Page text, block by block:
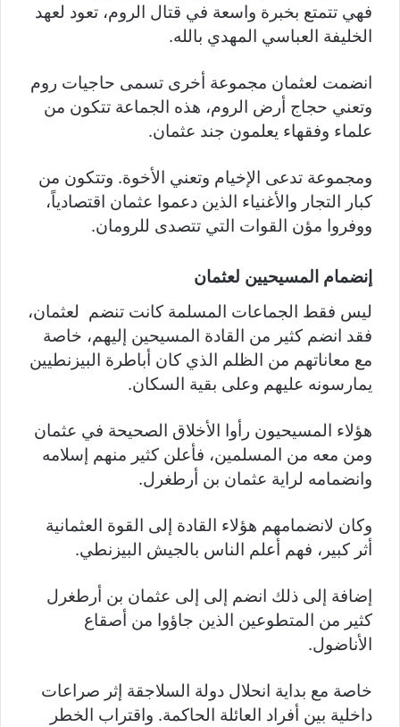
فهي تتمتع بخبرة واسعة في قتال الروم، تعود لعهد
الخليفة العباسي المهدي بالله.
انضمت لعثمان مجموعة أخرى تسمى حاجيات روم
وتعني حجاج أرض الروم، هذه الجماعة تتكون من
علماء وفقهاء يعلمون جند عثمان.
ومجموعة تدعى الإخيام وتعني الأخوة. وتتكون من
كبار التجار والأغنياء الذين دعموا عثمان اقتصادياً،
ووفروا مؤن القوات التي تتصدى للرومان.
إنضمام المسيحيين لعثمان
ليس فقط الجماعات المسلمة كانت تنضم لعثمان،
فقد انضم كثير من القادة المسيحين إليهم، خاصة
مع معاناتهم من الظلم الذي كان أباطرة البيزنطيين
يمارسونه عليهم وعلى بقية السكان.
هؤلاء المسيحيون رأوا الأخلاق الصحيحة في عثمان
ومن معه من المسلمين، فأعلن كثير منهم إسلامه
وانضمامه لراية عثمان بن أرطغرل.
وكان لانضمامهم هؤلاء القادة إلى القوة العثمانية
أثر كبير، فهم أعلم الناس بالجيش البيزنطي.
إضافة إلى ذلك انضم إلى إلى عثمان بن أرطغرل
كثير من المتطوعين الذين جاؤوا من أصقاع
الأناضول.
خاصة مع بداية انحلال دولة السلاجقة إثر صراعات
داخلية بين أفراد العائلة الحاكمة. واقتراب الخطر